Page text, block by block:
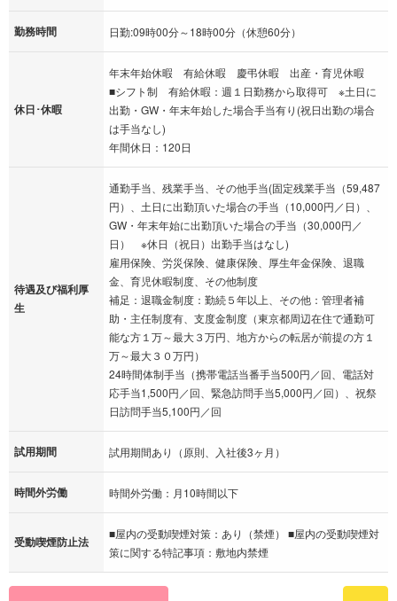
勤務時間 日勤:09時00分～18時00分（休憩60分）
休日･休暇
年末年始休暇 有給休暇 慶弔休暇 出産・育児休暇
■シフト制 有給休暇：週１日勤務から取得可 ※土日に
出勤・GW・年末年始した場合手当有り(祝日出勤の場合
は手当なし)
年間休日：120日
待遇及び福利厚
生
通勤手当、残業手当、その他手当(固定残業手当（59,487
円）、土日に出勤頂いた場合の手当（10,000円／日）、
GW・年末年始に出勤頂いた場合の手当（30,000円／
日） ※休日（祝日）出勤手当はなし)
雇用保険、労災保険、健康保険、厚生年金保険、退職
金、育児休暇制度、その他制度
補足：退職金制度：勤続５年以上、その他：管理者補
助・主任制度有、支度金制度（東京都周辺在住で通勤可
能な方１万～最大３万円、地方からの転居が前提の方１
万～最大３０万円）
24時間体制手当（携帯電話当番手当500円／回、電話対
応手当1,500円／回、緊急訪問手当5,000円／回）、祝祭
日訪問手当5,100円／回
試用期間 試用期間あり（原則、入社後3ヶ月）
時間外労働 時間外労働：月10時間以下
受動喫煙防止法
■屋内の受動喫煙対策：あり（禁煙） ■屋内の受動喫煙対
策に関する特記事項：敷地内禁煙